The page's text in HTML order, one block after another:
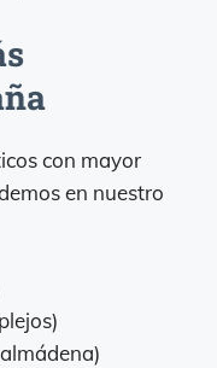
con mayor
en nuestro